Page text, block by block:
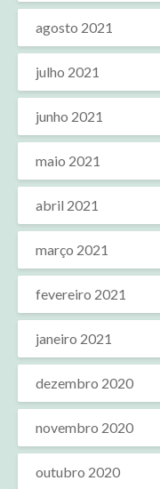
agosto 2021
julho 2021
junho 2021
maio 2021
abril 2021
março 2021
fevereiro 2021
janeiro 2021
dezembro 2020
novembro 2020
outubro 2020